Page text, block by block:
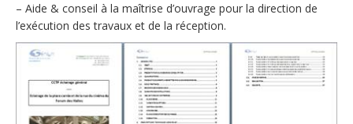
– Aide & conseil à la maîtrise d’ouvrage pour la direction de
l’exécution des travaux et de la réception.